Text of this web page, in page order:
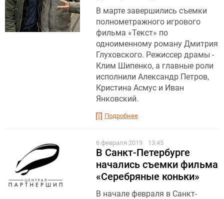
В марте завершились съемки
полнометражного игрового
фильма «Текст» по
одноименному роману Дмитрия
Глуховского. Режиссер драмы -
Клим Шипенко, а главные роли
исполнили Александр Петров,
Кристина Асмус и Иван
Янковский.
Подробнее
6 февраля 2019 13:45
В Санкт-Петербурге
начались съемки фильма
«Серебряные коньки»
В начале февраля в Санкт-